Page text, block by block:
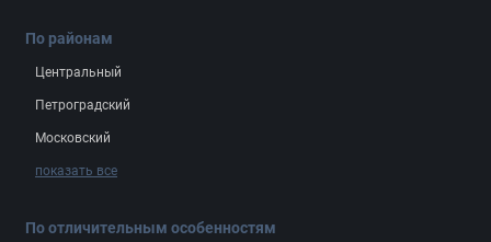
По районам
Центральный
Петроградский
Московский
показать все
По отличительным особенностям